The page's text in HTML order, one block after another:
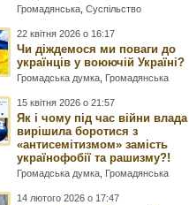
Громадянська ,Суспільство
22 квітня 2026 о 16:17
Чи діждемося ми поваги до
українців у воюючій Україні?
Громадська думка Громадянська
15 квітня 2026 о 21:57
Як і чому під час війни влада
вирішила боротися з
«антисемітизмом» замість
українофобії та рашизму?!
Громадська думка Громадянська
14 лютого 2026 о 17:47